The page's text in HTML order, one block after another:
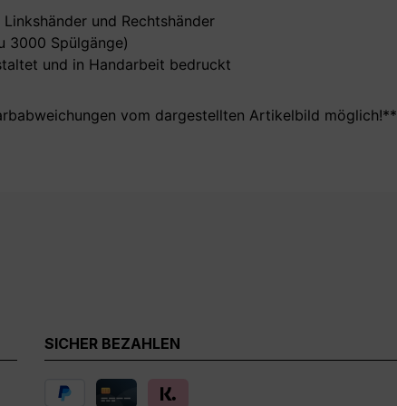
und Rechtshänder
3000 Spülgänge)
und in Handarbeit bedruckt
vom dargestellten Artikelbild möglich!**
SICHER BEZAHLEN